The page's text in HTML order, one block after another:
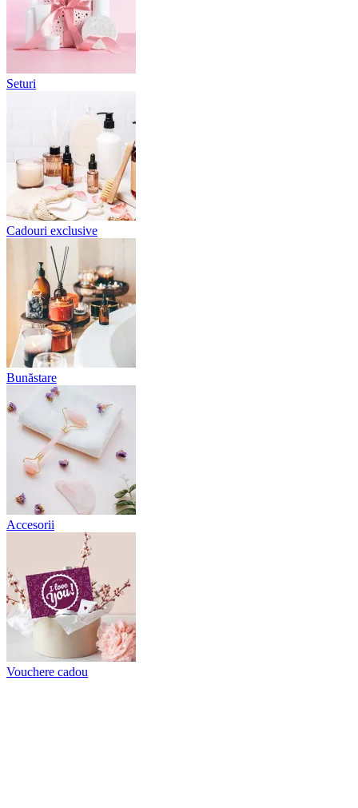
Seturi
Cadouri exclusive
Bunăstare
Accesorii
Vouchere cadou